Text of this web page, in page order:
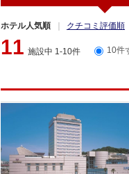
ホテル人気順 クチコミ評価順
11 施設中 1-10件 10件